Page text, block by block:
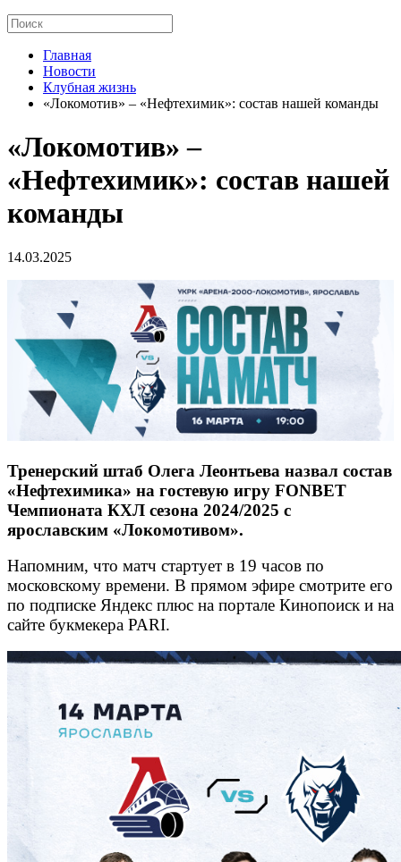
Главная
Новости
Клубная жизнь
«Локомотив» – «Нефтехимик»: состав нашей команды
«Локомотив» –
«Нефтехимик»: состав нашей
команды
14.03.2025
Тренерский штаб Олега Леонтьева назвал состав
«Нефтехимика» на гостевую игру FONBET
Чемпионата КХЛ сезона 2024/2025 с
ярославским «Локомотивом».
Напомним, что матч стартует в 19 часов по
московскому времени. В прямом эфире смотрите его
по подписке Яндекс плюс на портале Кинопоиск и на
сайте букмекера PARI.